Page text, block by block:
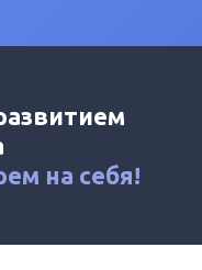
Контакты
(495) 161-03-01
(800) 333-23-72
на себя!